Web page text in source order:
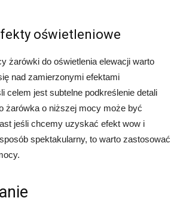
oświetleniowe
żarówki do oświetlenia elewacji warto
nad zamierzonymi efektami
celem jest subtelne podkreślenie detali
żarówka o niższej mocy może być
jeśli chcemy uzyskać efekt wow i
spektakularny, to warto zastosować